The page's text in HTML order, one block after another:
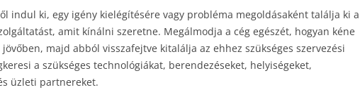
indul ki, egy igény kielégítésére vagy probléma megoldásaként találja ki a
amit kínálni szeretne. Megálmodja a cég egészét, hogyan kéne
majd abból visszafejtve kitalálja az ehhez szükséges szervezési
a szükséges technológiákat, berendezéseket, helyiségeket,
üzleti partnereket.